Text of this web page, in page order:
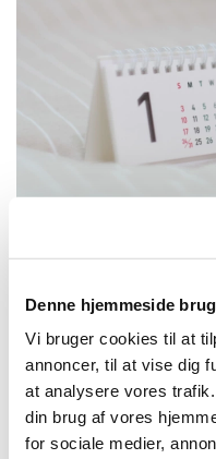
Denne hjemmeside
Vi bruger cookies til at
annoncer, til at vise dig
at analysere vores
din brug af vores
for sociale medier,
Onsdag 25.
10:45